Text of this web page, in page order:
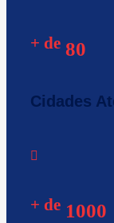
+ de 80
Cidades
+ de 1000